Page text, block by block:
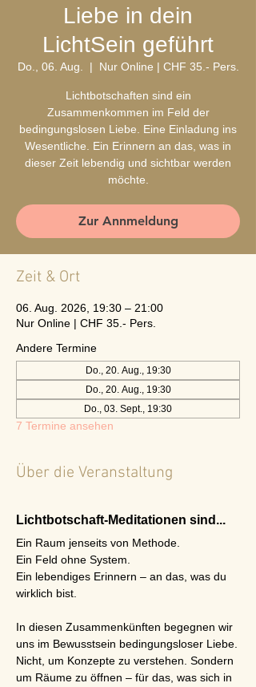
Liebe in dein
LichtSein geführt
Do., 06. Aug.
  |
Nur Online | CHF 35.- Pers.
Lichtbotschaften sind ein
Zusammenkommen im Feld der
bedingungslosen Liebe. Eine Einladung ins
Wesentliche. Ein Erinnern an das, was in
dieser Zeit lebendig und sichtbar werden
möchte.
Zur Annmeldung
Zeit & Ort
06. Aug. 2026, 19:30 – 21:00
Nur Online | CHF 35.- Pers.
Andere Termine
Do., 20. Aug., 19:30
Do., 20. Aug., 19:30
Do., 03. Sept., 19:30
7 Termine ansehen
Über die Veranstaltung
Lichtbotschaft-Meditationen sind...
Ein Raum jenseits von Methode.
Ein Feld ohne System.
Ein lebendiges Erinnern – an das, was du
wirklich bist.
In diesen Zusammenkünften begegnen wir
uns im Bewusstsein bedingungsloser Liebe.
Nicht, um Konzepte zu verstehen. Sondern
um Räume zu öffnen – für das, was sich in